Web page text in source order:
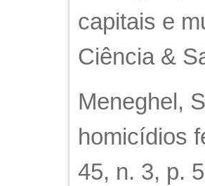
capitais e
Ciência &
Meneghel,
homicídios
45, n. 3, p.